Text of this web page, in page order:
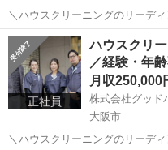
＼ハウスクリーニングのリーディングカン
の多様化や感染症の大規模流行
な成長を見せている昨今。 拡大
ニアとして 確かな...
福岡 福岡市 その他
正社員
ハウスクリ
／経験・年
月収250,000
株式会社グッド
大阪市
＼ハウスクリーニングのリーディングカン